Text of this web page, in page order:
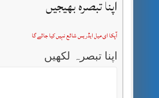
اپنا تبصرہ بھیجیں
آپکا ای میل ایڈریس شائع نہیں کیا جائے گا
اپنا تبصرہ لکھیں